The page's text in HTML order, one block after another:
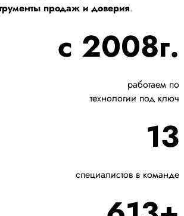
продаж и доверия.
с 2008г.
работаем по
технологии под ключ
13
специалистов в команде